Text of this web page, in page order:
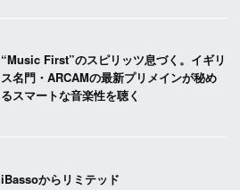
“Music First”のスピリッツ息づく。イギリ
ス名門・ARCAMの最新プリメインが秘め
るスマートな音楽性を聴く
iBassoからリミテッド